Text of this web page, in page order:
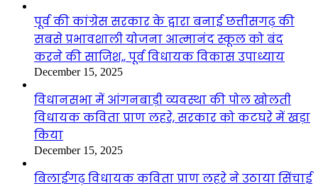
पूर्व की कांग्रेस सरकार के द्वारा बनाई छत्तीसगढ़ की
सबसे प्रभावशाली योजना आत्मानंद स्कूल को बंद
करने की साजिश,, पूर्व विधायक विकास उपाध्याय
December 15, 2025
विधानसभा में आंगनबाड़ी व्यवस्था की पोल खोलती
विधायक कविता प्राण लहरे, सरकार को कटघरे में खड़ा
किया
December 15, 2025
बिलाईगढ़ विधायक कविता प्राण लहरे ने उठाया सिंचाई